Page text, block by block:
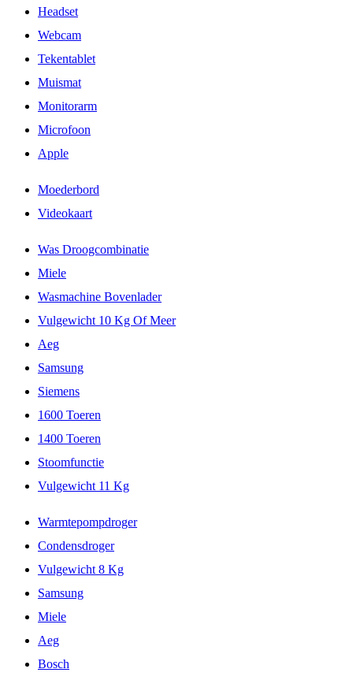
Headset
Webcam
Tekentablet
Muismat
Monitorarm
Microfoon
Apple
Moederbord
Videokaart
Was Droogcombinatie
Miele
Wasmachine Bovenlader
Vulgewicht 10 Kg Of Meer
Aeg
Samsung
Siemens
1600 Toeren
1400 Toeren
Stoomfunctie
Vulgewicht 11 Kg
Warmtepompdroger
Condensdroger
Vulgewicht 8 Kg
Samsung
Miele
Aeg
Bosch